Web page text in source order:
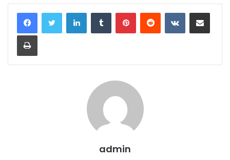
LinkedInTumblr PinterestReddit VKontakteE-Posta ile paylaş
Yazdır
admin